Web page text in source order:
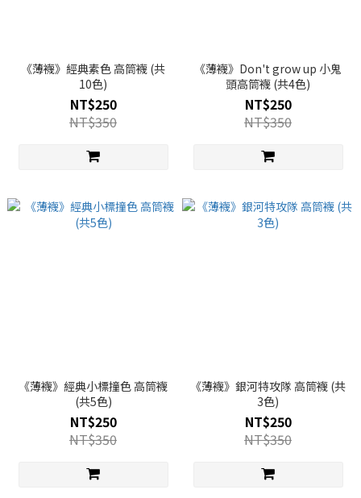
《薄襪》經典素色 高筒襪 (共
10色)
NT$250
NT$350
《薄襪》Don't grow up 小鬼
頭高筒襪 (共4色)
NT$250
NT$350
《薄襪》經典小標撞色 高筒襪
(共5色)
NT$250
NT$350
《薄襪》銀河特攻隊 高筒襪 (共
3色)
NT$250
NT$350